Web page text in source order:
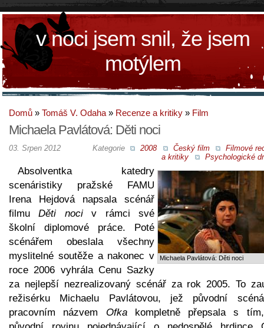
v noci jsem snil, že jsem
motýlem
Domů » Tomáš V. Odaha » Recenze a kritiky » Film
Michaela Pavlátová: Děti noci
Kategorie 2008 Český film
Filmové
a kritiky
Psychologické
03. Srpen 2012
Michaela Pavlátová: Děti noci
Absolventka katedry
scenáristiky pražské FAMU
Irena Hejdová napsala scénář
filmuDěti nociv rámci své
školní diplomové práce. Poté
scénářem obeslala všechny
myslitelné soutěže a nakonec v
roce 2006 vyhrála Cenu Sazky
za nejlepší nezrealizovaný scénář za rok 2005. To
režisérku Michaelu Pavlátovou, jež původní
pracovním názvem Ofkakompletně přepsala s